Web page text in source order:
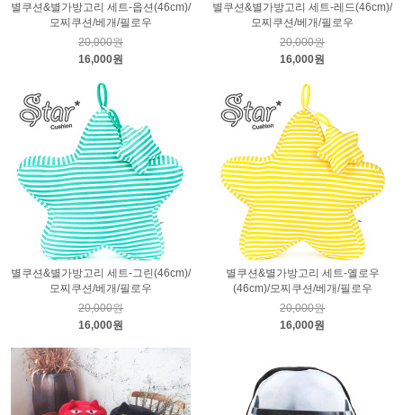
별쿠션&별가방고리 세트-옵션(46cm)/
모찌쿠션/베개/필로우
20,000원
16,000원
별쿠션&별가방고리 세트-레드(46cm)/
모찌쿠션/베개/필로우
20,000원
16,000원
별쿠션&별가방고리 세트-그린(46cm)/
모찌쿠션/베개/필로우
20,000원
16,000원
별쿠션&별가방고리 세트-옐로우
(46cm)/모찌쿠션/베개/필로우
20,000원
16,000원